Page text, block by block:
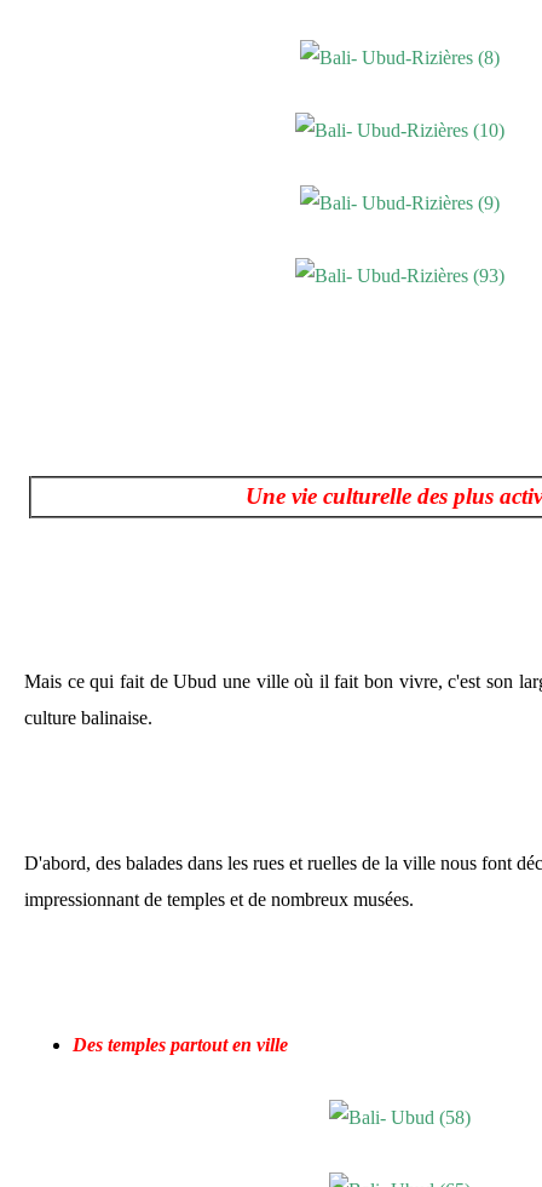
Une vie culturelle des plus
Mais ce qui fait de Ubud une ville où il fait bon vivre, c'est son
culture balinaise.
D'abord, des balades dans les rues et ruelles de la ville nous font
impressionnant de temples et de nombreux musées.
Des temples partout en ville